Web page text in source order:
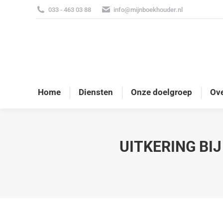
033 - 463 03 88 info@mijnboekhouder.nl
Home Diensten Onze doelgroep
UITKERING